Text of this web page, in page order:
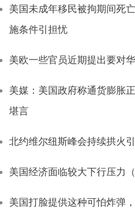
美国未成年移民被拘期间死
施条件引担忧
美欧一些官员近期提出要对
美媒：美国政府称通货膨胀
堪言
北约维尔纽斯峰会持续拱火
美国经济面临较大下行压力（
美国打脸提供这种可怕炸弹